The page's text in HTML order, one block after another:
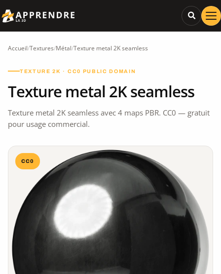
Accueil/Textures/Métal/Texture metal 2K seamless
TEXTURE 2K · CC0 PUBLIC DOMAIN
Texture metal 2K seamless
Texture metal 2K seamless avec 4 maps PBR. CC0 — gratuit
pour usage commercial.
CC0